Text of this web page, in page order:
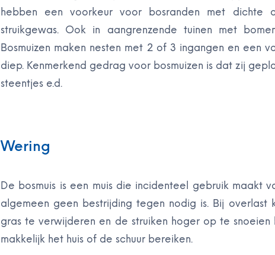
hebben een voorkeur voor bosranden met dichte
struikgewas. Ook in aangrenzende tuinen met
Bosmuizen maken nesten met 2 of 3 ingangen en een
diep. Kenmerkend gedrag voor bosmuizen is dat zij
steentjes e.d.
Wering
De bosmuis is een muis die incidenteel gebruik maakt
algemeen geen bestrijding tegen nodig is. Bij overlast
gras te verwijderen en de struiken hoger op te
makkelijk het huis of de schuur bereiken.